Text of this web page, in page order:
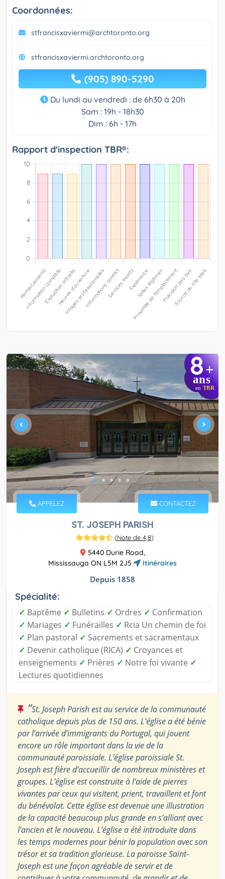
Coordonnées:
stfrancisxaviermi@archtoronto.org
stfrancisxaviermi.archtoronto.org
(905) 890-5290
Du lundi au vendredi : de 6h30 à 20h
Sam : 19h - 18h30
Dim : 6h - 17h
Rapport d'inspection TBR®:
8+
ans
en TBR
APPELEZ CONTACTEZ
ST. JOSEPH PARISH
(Note de 4,8)
5440 Durie Road,
Mississauga ON L5M 2J5
Itinéraires
Depuis 1858
Spécialité:
✓ Baptême ✓ Bulletins ✓ Ordres ✓ Confirmation
✓ Mariages ✓ Funérailles ✓ Rcia Un chemin de foi
✓ Plan pastoral ✓ Sacrements et sacramentaux
✓ Devenir catholique (RICA) ✓ Croyances et
enseignements ✓ Prières ✓ Notre foi vivante ✓
Lectures quotidiennes
“St. Joseph Parish est au service de la communauté
catholique depuis plus de 150 ans. L’église a été bénie
par l’arrivée d’immigrants du Portugal, qui jouent
encore un rôle important dans la vie de la
communauté paroissiale. L’église paroissiale St.
Joseph est fière d’accueillir de nombreux ministères et
groupes. L’église est construite à l’aide de pierres
vivantes par ceux qui visitent, prient, travaillent et font
du bénévolat. Cette église est devenue une illustration
de la capacité beaucoup plus grande en s’alliant avec
l’ancien et le nouveau. L’église a été introduite dans
les temps modernes pour bénir la population avec son
trésor et sa tradition glorieuse. La paroisse Saint-
Joseph est une façon agréable de servir et de